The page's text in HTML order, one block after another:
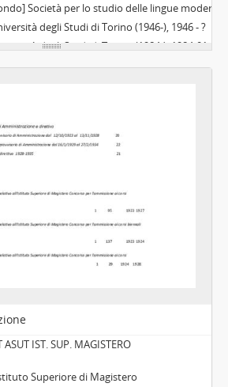
per lo studio delle lingue moderne presso la Facoltà di Giurisprudenza, 1919 -1923; 1933
degli Studi di Torino (1946-), 1946 - ?
degli Studi di Torino (1984-), 1984-01-01 -
dei corsi universitari, 1906 - 1971
ASUT IST. SUP. MAGISTERO
Superiore di Magistero